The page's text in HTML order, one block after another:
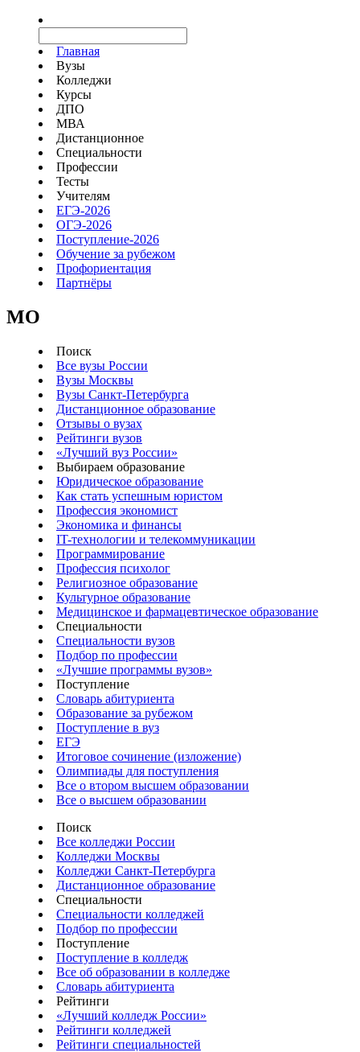
Главная
Вузы
Колледжи
Курсы
ДПО
МВА
Дистанционное
Специальности
Профессии
Тесты
Учителям
ЕГЭ-2026
ОГЭ-2026
Поступление-2026
Обучение за рубежом
Профориентация
Партнёры
MO
Поиск
Все вузы России
Вузы Москвы
Вузы Санкт-Петербурга
Дистанционное образование
Отзывы о вузах
Рейтинги вузов
«Лучший вуз России»
Выбираем образование
Юридическое образование
Как стать успешным юристом
Профессия экономист
Экономика и финансы
IT-технологии и телекоммуникации
Программирование
Профессия психолог
Религиозное образование
Культурное образование
Медицинское и фармацевтическое образование
Специальности
Специальности вузов
Подбор по профессии
«Лучшие программы вузов»
Поступление
Словарь абитуриента
Образование за рубежом
Поступление в вуз
ЕГЭ
Итоговое сочинение (изложение)
Олимпиады для поступления
Все о втором высшем образовании
Все о высшем образовании
Поиск
Все колледжи России
Колледжи Москвы
Колледжи Санкт-Петербурга
Дистанционное образование
Специальности
Специальности колледжей
Подбор по профессии
Поступление
Поступление в колледж
Все об образовании в колледже
Словарь абитуриента
Рейтинги
«Лучший колледж России»
Рейтинги колледжей
Рейтинги специальностей